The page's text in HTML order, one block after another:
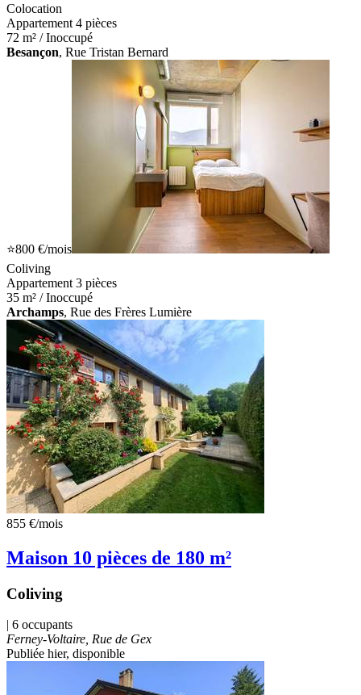
Colocation
Appartement 4 pièces
72 m² / Inoccupé
Besançon, Rue Tristan Bernard
⭐800 €/mois
Coliving
Appartement 3 pièces
35 m² / Inoccupé
Archamps, Rue des Frères Lumière
855 €/mois
Maison 10 pièces de 180 m²
Coliving
| 6 occupants
Ferney-Voltaire, Rue de Gex
Publiée hier, disponible